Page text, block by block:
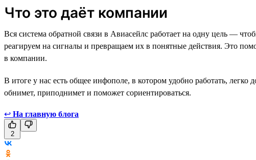
Что это даёт компании
Вся система обратной связи в Авиасейлс работает на одну цель —
реагируем на сигналы и превращаем их в понятные действия. Это
в компании.
В итоге у нас есть общее инфополе, в котором удобно работать,
обнимет, приподнимет и поможет сориентироваться.
↩ На главную блога
2